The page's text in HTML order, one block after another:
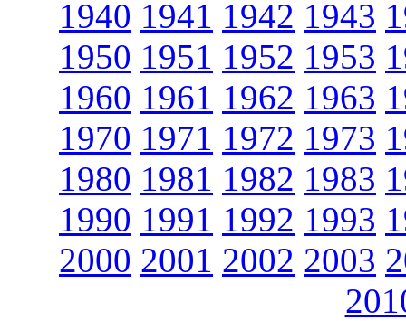
1940 1941 1942 1943
1950 1951 1952 1953
1960 1961 1962 1963
1970 1971 1972 1973
1980 1981 1982 1983
1990 1991 1992 1993
2000 2001 2002 2003